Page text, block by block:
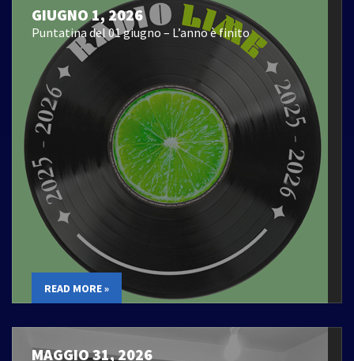
GIUGNO 1, 2026
Puntatina del 01 giugno – L’anno è finito
READ MORE »
MAGGIO 31, 2026